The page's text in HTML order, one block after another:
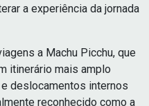
a experiência da jornada
a Machu Picchu, que
itinerário mais amplo
deslocamentos internos
reconhecido como a